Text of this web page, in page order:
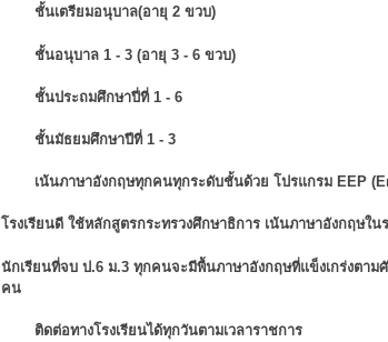
ชั้นเตรียมอนุบาล(อายุ 2 ขวบ)
ชั้นอนุบาล 1 - 3 (อายุ 3 - 6 ขวบ)
ชั้นประถมศึกษาปี่ที่ 1 - 6
ชั้นมัธยมศึกษาปีที่ 1 - 3
เน้นภาษาอังกฤษทุกคนทุกระดับชั้นด้วย โปรแกรม EEP
โรงเรียนดี ใช้หลักสูตรกระทรวงศึกษาธิการ เน้นภาษาอังกฤษใน
นักเรียนที่จบ ป.6 ม.3 ทุกคนจะมีพื้นภาษาอังกฤษที่แข็งเกร่งตาม
คน
ติดต่อทางโรงเรียนได้ทุกวันตามเวลาราชการ